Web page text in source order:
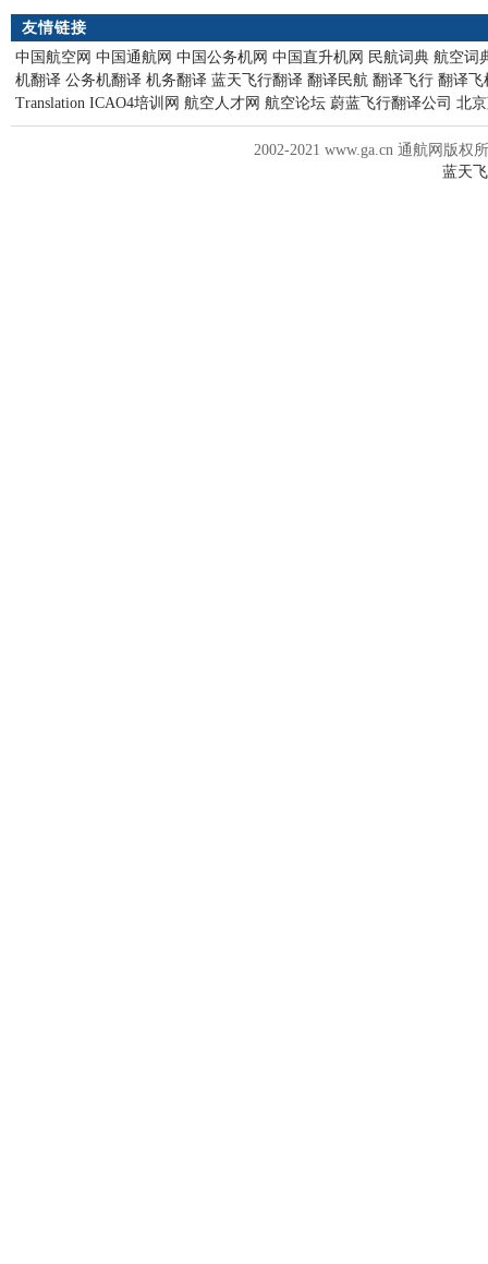
友情链接
中国航空网 中国通航网 中国公务机网 中国直升机网 民航词典 航空词
机翻译 公务机翻译 机务翻译 蓝天飞行翻译 翻译民航 翻译飞行 翻译飞
Translation ICAO4培训网 航空人才网 航空论坛 蔚蓝飞行翻译公司 北
2002-2021 www.ga.cn 通航网版权
蓝天